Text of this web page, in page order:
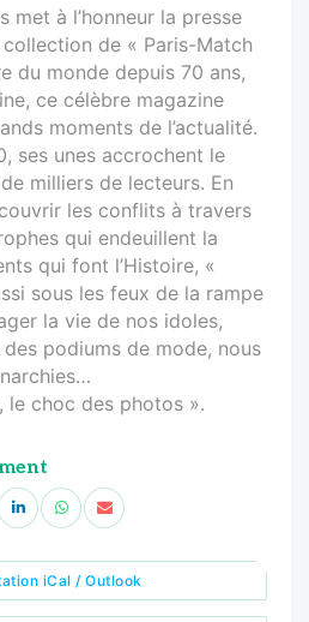
met à l’honneur la presse
de « Paris-Match
du monde depuis 70 ans,
ce célèbre magazine
moments de l’actualité.
ses unes accrochent le
milliers de lecteurs. En
les conflits à travers
qui endeuillent la
qui font l’Histoire, «
sous les feux de la rampe
la vie de nos idoles,
podiums de mode, nous
le choc des photos ».
iCal / Outlook